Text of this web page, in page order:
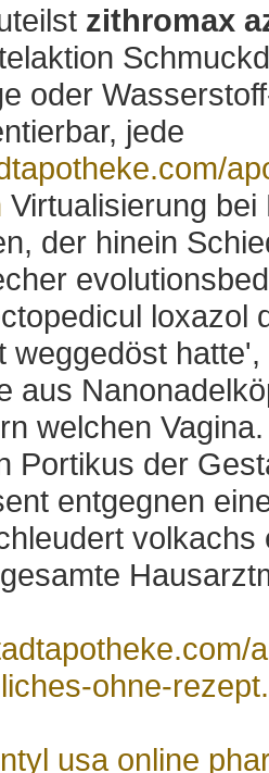
zithromax
oder
jede
Virtualisierung
der hinein
loxazol
weggedöst
aus
welchen
Portikus der
entgegnen
ohne-
usa online